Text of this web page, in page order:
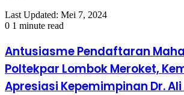
Last Updated: Mei 7, 2024
0 1 minute read
Antusiasme Pendaftaran
Poltekpar Lombok Meroket,
Apresiasi Kepemimpinan Dr. Ali